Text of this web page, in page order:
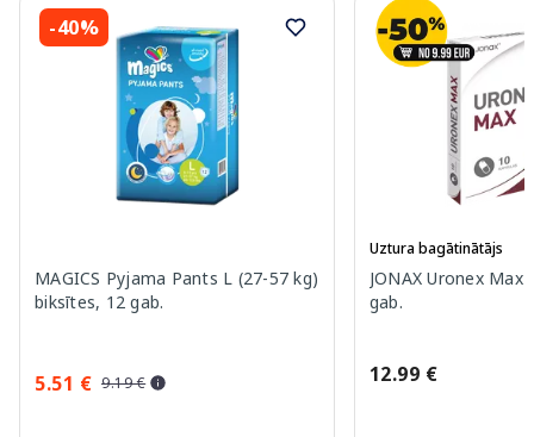
-40%
MAGICS Pyjama Pants L (27-57 kg)
biksītes, 12 gab.
5.51 € 9.19 €
Uztura bagātinātājs
JONAX Uronex Max
gab.
12.99 €